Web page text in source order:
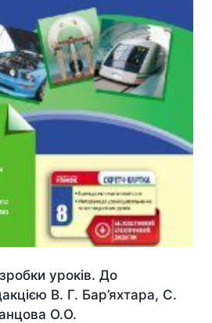
уроків. До
В. Г. Бар’яхтара, С.
О.О.